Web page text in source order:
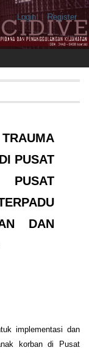
Login Register
PUSAT
DAN
implementasi dan
korban di Pusat